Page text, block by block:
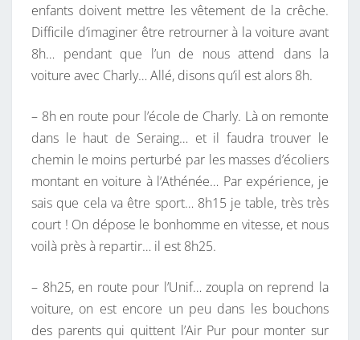
enfants doivent mettre les vêtement de la crêche.
Difficile d’imaginer être retrourner à la voiture avant
8h… pendant que l’un de nous attend dans la
voiture avec Charly… Allé, disons qu’il est alors 8h.
– 8h en route pour l’école de Charly. Là on remonte
dans le haut de Seraing… et il faudra trouver le
chemin le moins perturbé par les masses d’écoliers
montant en voiture à l’Athénée… Par expérience, je
sais que cela va être sport… 8h15 je table, très très
court ! On dépose le bonhomme en vitesse, et nous
voilà près à repartir… il est 8h25.
– 8h25, en route pour l’Unif… zoupla on reprend la
voiture, on est encore un peu dans les bouchons
des parents qui quittent l’Air Pur pour monter sur